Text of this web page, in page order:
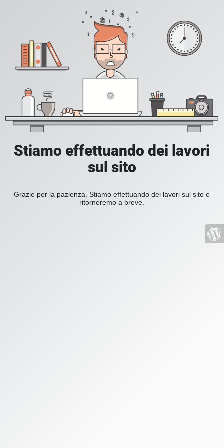
Stiamo effettuando dei lavori
sul sito
Grazie per la pazienza. Stiamo effettuando dei lavori sul sito e
ritorneremo a breve.